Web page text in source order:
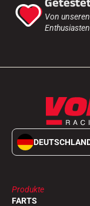
Von
Produkte
FARTS